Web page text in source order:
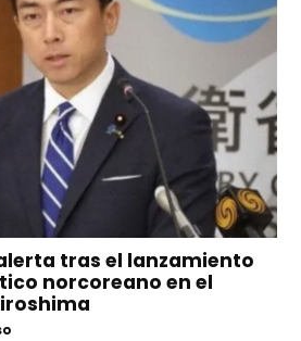
tras el lanzamiento
norcoreano en el